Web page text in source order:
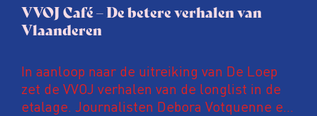
VVOJ Café – De betere verhalen van
Vlaanderen
In aanloop naar de uitreiking van De Loep
zet de VVOJ verhalen van de longlist in de
etalage. Journalisten Debora Votquenne en